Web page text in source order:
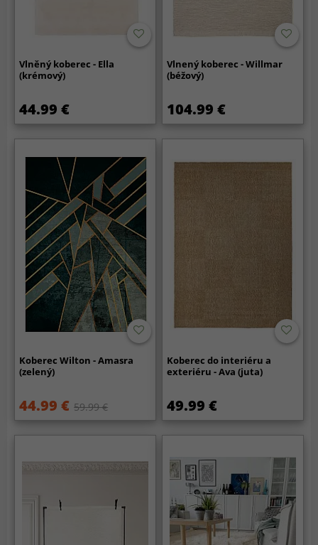
Vlněný koberec - Ella
(krémový)
44.99 €
Vlnený koberec - Willmar
(béžový)
104.99 €
Koberec Wilton - Amasra
(zelený)
44.99 € 59.99 €
Koberec do interiéru a
exteriéru - Ava (juta)
49.99 €